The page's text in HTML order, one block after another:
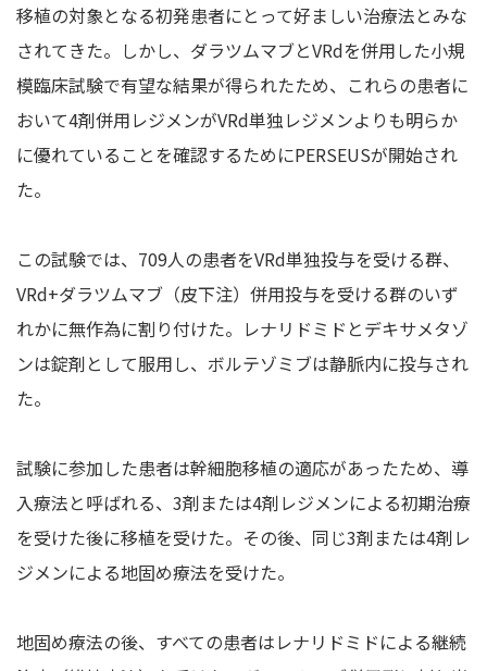
移植の対象となる初発患者にとって好ましい治療法とみな
されてきた。しかし、ダラツムマブとVRdを併用した小規
模臨床試験で有望な結果が得られたため、これらの患者に
おいて4剤併用レジメンがVRd単独レジメンよりも明らか
に優れていることを確認するためにPERSEUSが開始され
た。
この試験では、709人の患者をVRd単独投与を受ける群、
VRd+ダラツムマブ（皮下注）併用投与を受ける群のいず
れかに無作為に割り付けた。レナリドミドとデキサメタゾ
ンは錠剤として服用し、ボルテゾミブは静脈内に投与され
た。
試験に参加した患者は幹細胞移植の適応があったため、導
入療法と呼ばれる、3剤または4剤レジメンによる初期治療
を受けた後に移植を受けた。その後、同じ3剤または4剤レ
ジメンによる地固め療法を受けた。
地固め療法の後、すべての患者はレナリドミドによる継続